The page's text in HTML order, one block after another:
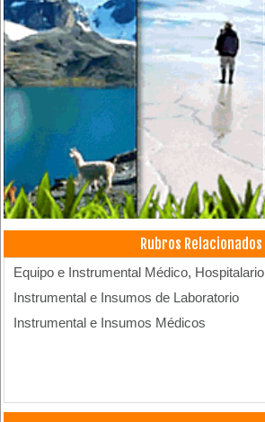
Rubros Relacionados
Equipo e Instrumental Médico, Hospitalario
Instrumental e Insumos de Laboratorio
Instrumental e Insumos Médicos